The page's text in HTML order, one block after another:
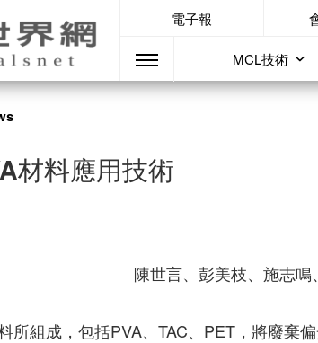
電子報
MCL技術
材料應用技術
陳世言、彭美枝、施志
所組成，包括PVA、TAC、PET，將廢棄